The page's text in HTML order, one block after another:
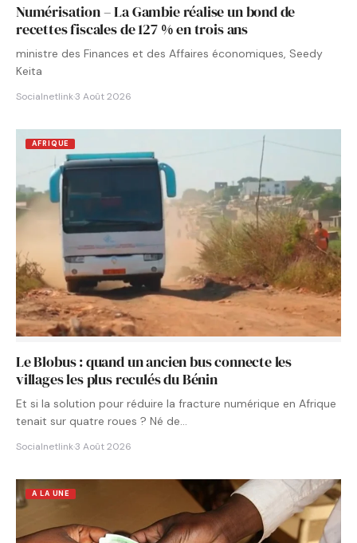
Numérisation – La Gambie réalise un bond de
recettes fiscales de 127 % en trois ans
ministre des Finances et des Affaires économiques, Seedy
Keita
Socialnetlink·3 Août 2026
AFRIQUE
Le Blobus : quand un ancien bus connecte les
villages les plus reculés du Bénin
Et si la solution pour réduire la fracture numérique en Afrique
tenait sur quatre roues ? Né de…
Socialnetlink·3 Août 2026
A LA UNE